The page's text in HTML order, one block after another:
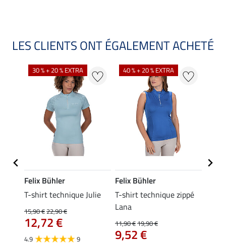
LES CLIENTS ONT ÉGALEMENT ACHETÉ
30 % + 20 % EXTRA
Felix Bühler
T-shirt technique Julie
15,90 €22,90 €
12,72 €
4.9 9
40 % + 20 % EXTRA
Felix Bühler
T-shirt technique zippé
Lana
11,90 €19,90 €
9,52 €